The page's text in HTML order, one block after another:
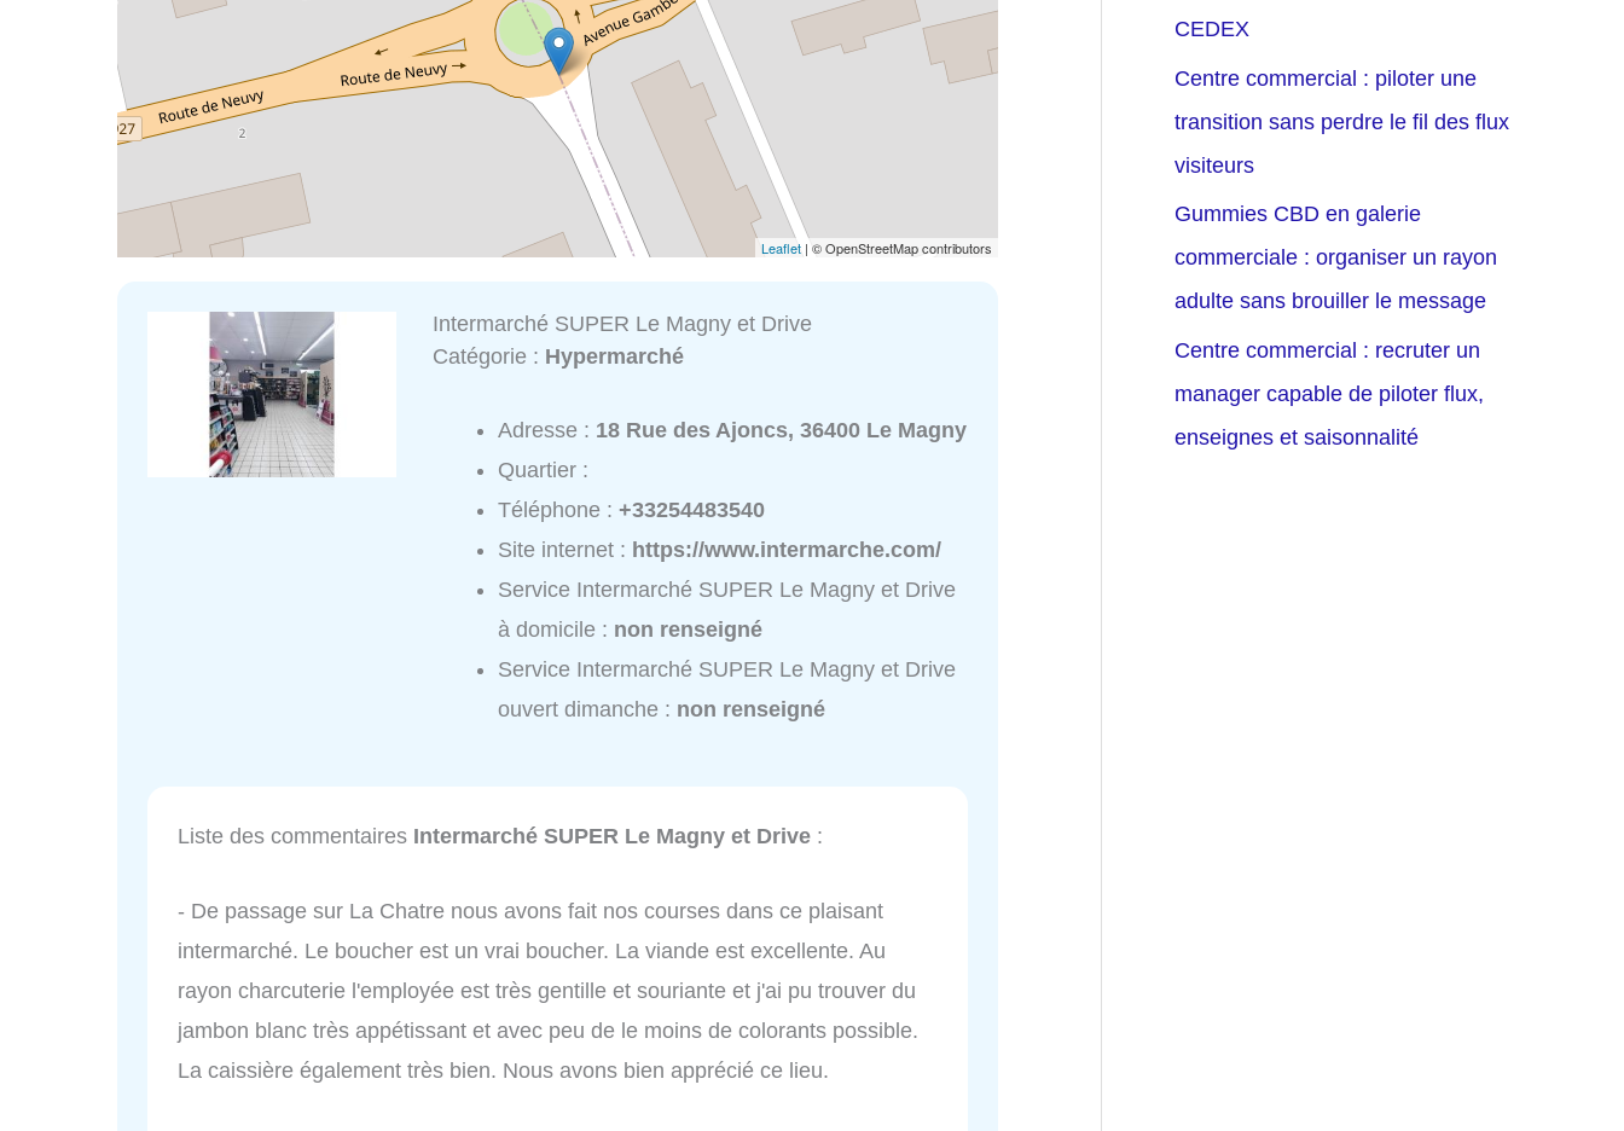
Leaflet | © OpenStreetMap contributors
Intermarché SUPER Le Magny et Drive
Catégorie : Hypermarché
Adresse : 18 Rue des Ajoncs, 36400 Le Magny
Quartier :
Téléphone :+33254483540
Site internet : https://www.intermarche.com/
Service Intermarché SUPER Le Magny et Drive
à domicile : non renseigné
Service Intermarché SUPER Le Magny et Drive
ouvert dimanche : non renseigné
Liste des commentaires Intermarché SUPER Le Magny et Drive :
- De passage sur La Chatre nous avons fait nos courses dans ce plaisant
intermarché. Le boucher est un vrai boucher. La viande est excellente. Au
rayon charcuterie l'employée est très gentille et souriante et j'ai pu trouver du
jambon blanc très appétissant et avec peu de le moins de colorants possible.
La caissière également très bien. Nous avons bien apprécié ce lieu.
CEDEX
Centre commercial : piloter une
transition sans perdre le fil des flux
visiteurs
Gummies CBD en galerie
commerciale : organiser un rayon
adulte sans brouiller le message
Centre commercial : recruter un
manager capable de piloter flux,
enseignes et saisonnalité